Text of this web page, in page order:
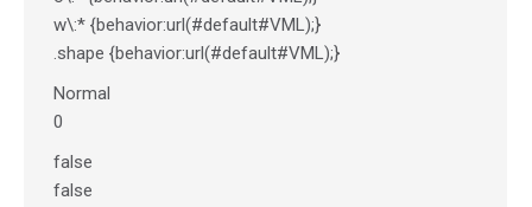
w\:* {behavior:url(#default#VML);}
.shape {behavior:url(#default#VML);}
Normal
0
false
false